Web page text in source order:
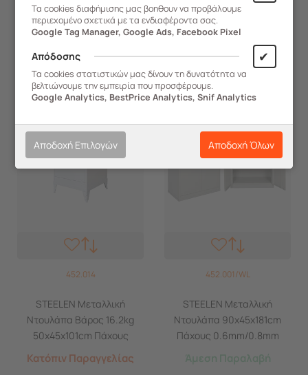
ΑΓΟΡΑ ΑΓΟΡΑ
-20%
452.014
STEELEN Μεταλλική
Ντουλάπα Βάρος 16.2kg
50x45x101cm Πάχους
0,6mm/0,8mm (πάτωμα)
Γαλβανιζέ με Εσωτερικό
Κατόπιν Παραγγελίας
-15%
452.001/WL
STEELEN Μεταλλική
Ντουλάπα 90x45x181cm
Πάχους 0.6mm/0.8mm
(πάτωμα) Γαλβανιζέ με 4
Άμεση Παραλαβή
Τα cookies διαφήμισης μας βοηθουν να προβάλουμε
περιεχομένο σχετικά με τα ενδιαφέροντα σας.
Google Tag Manager, Google Ads, Facebook Pixel
Απόδοσης ✔
Τα cookies στατιστικών μας δίνουν τη δυνατότητα να
βελτιώνουμε την εμπειρία που προσφέρουμε.
Google Analytics, BestPrice Analytics, Snif Analytics
Αποδοχή Επιλογών Αποδοχή Όλων